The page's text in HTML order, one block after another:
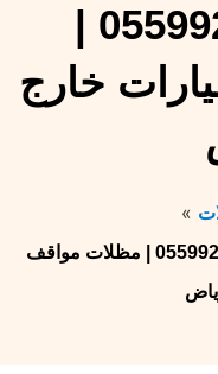
الرياض 0559926559 |
خارج
مظلات مواقف سيارات الرياض 0559926559 | مظلات مواقف